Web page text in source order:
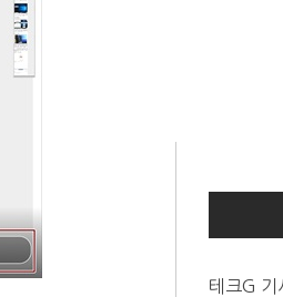
테크G 기